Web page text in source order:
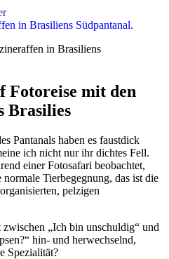
Fotoreise mit den
Brasilies
Pantanals haben es faustdick
ich nicht nur ihr dichtes Fell.
einer Fotosafari beobachtet,
Tierbegegnung, das ist die
pelzigen
„Ich bin unschuldig“ und
hin- und herwechselnd,
Spezialität?